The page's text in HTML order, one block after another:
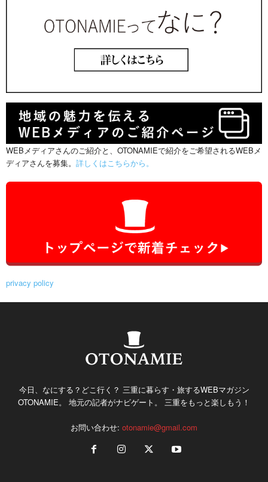
WEBメディアさんのご紹介と、OTONAMIEで紹介をご希望されるWEBメ
ディアさんを募集。 詳しくはこちらから。
privacy policy
今日、なにする？どこ行く？ 三重に暮らす・旅するWEBマガジン
OTONAMIE。 地元の記者がナビゲート。 三重をもっと楽しもう！
お問い合わせ: otonamie@gmail.com